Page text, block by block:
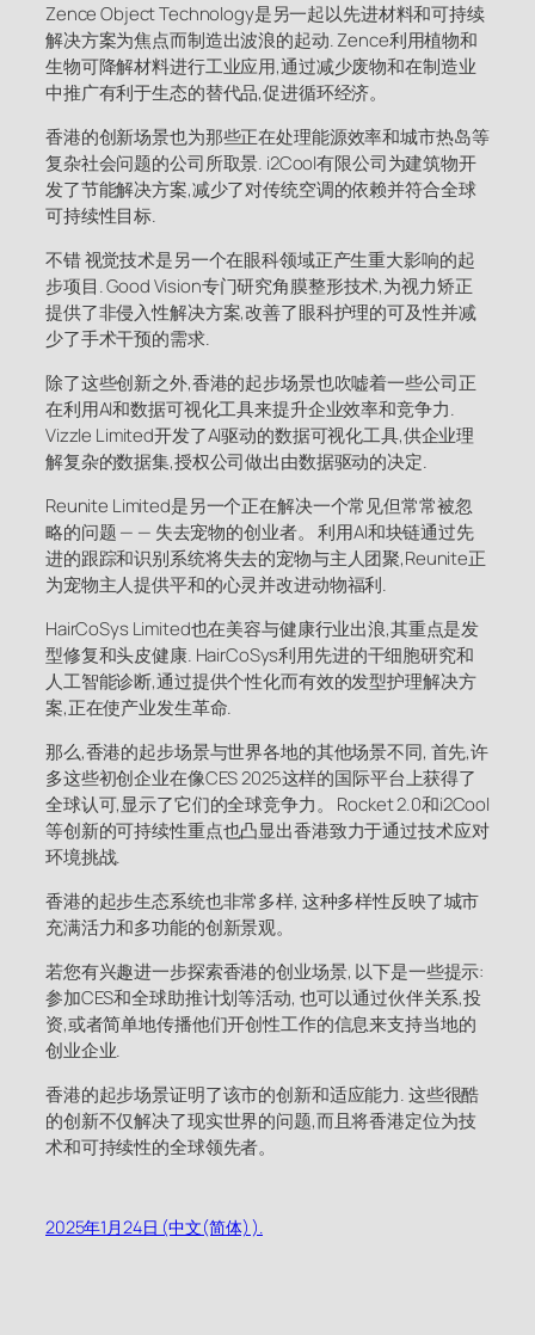
Zence Object Technology是另一起以先进材料和可持续
解决方案为焦点而制造出波浪的起动. Zence利用植物和
生物可降解材料进行工业应用,通过减少废物和在制造业
中推广有利于生态的替代品,促进循环经济。
香港的创新场景也为那些正在处理能源效率和城市热岛等
复杂社会问题的公司所取景. i2Cool有限公司为建筑物开
发了节能解决方案,减少了对传统空调的依赖并符合全球
可持续性目标.
不错 视觉技术是另一个在眼科领域正产生重大影响的起
步项目. Good Vision专门研究角膜整形技术,为视力矫正
提供了非侵入性解决方案,改善了眼科护理的可及性并减
少了手术干预的需求.
除了这些创新之外,香港的起步场景也吹嘘着一些公司正
在利用AI和数据可视化工具来提升企业效率和竞争力.
Vizzle Limited开发了AI驱动的数据可视化工具,供企业理
解复杂的数据集,授权公司做出由数据驱动的决定.
Reunite Limited是另一个正在解决一个常见但常常被忽
略的问题 — — 失去宠物的创业者。 利用AI和块链通过先
进的跟踪和识别系统将失去的宠物与主人团聚,Reunite正
为宠物主人提供平和的心灵并改进动物福利.
HairCoSys Limited也在美容与健康行业出浪,其重点是发
型修复和头皮健康. HairCoSys利用先进的干细胞研究和
人工智能诊断,通过提供个性化而有效的发型护理解决方
案,正在使产业发生革命.
那么,香港的起步场景与世界各地的其他场景不同, 首先,许
多这些初创企业在像CES 2025这样的国际平台上获得了
全球认可,显示了它们的全球竞争力。 Rocket 2.0和i2Cool
等创新的可持续性重点也凸显出香港致力于通过技术应对
环境挑战.
香港的起步生态系统也非常多样, 这种多样性反映了城市
充满活力和多功能的创新景观。
若您有兴趣进一步探索香港的创业场景, 以下是一些提示:
参加CES和全球助推计划等活动, 也可以通过伙伴关系,投
资,或者简单地传播他们开创性工作的信息来支持当地的
创业企业.
香港的起步场景证明了该市的创新和适应能力. 这些很酷
的创新不仅解决了现实世界的问题,而且将香港定位为技
术和可持续性的全球领先者。
2025年1月24日 (中文(简体) ).